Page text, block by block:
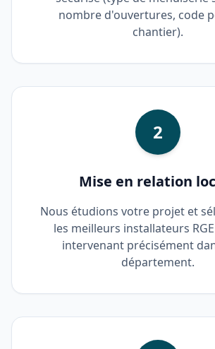
nombre d'ouvertures, code
chantier).
2
Mise en relation
Nous étudions votre projet et
les meilleurs installateurs
intervenant précisément
département.